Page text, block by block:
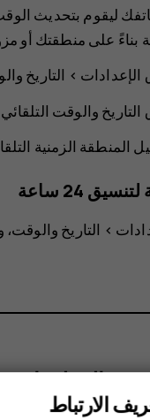
ليقوم بتحديث
بناءً على منطقتك أو
الإعدادات > التاريخ
التاريخ والوقت التلقائي
المنطقة الزمنية
24 ساعة
> التاريخ والوقت،
المعلومات
الارتباط